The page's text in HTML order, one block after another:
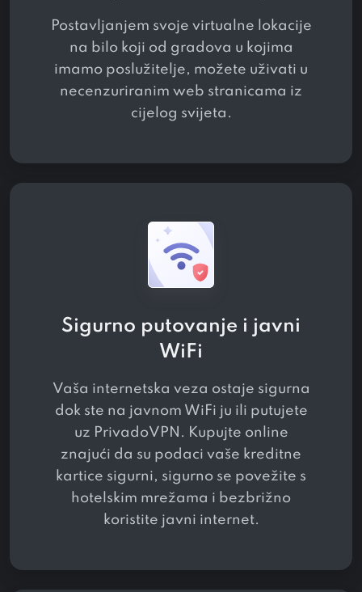
Postavljanjem svoje virtualne lokacije
na bilo koji od gradova u kojima
imamo poslužitelje, možete uživati ​​u
necenzuriranim web stranicama iz
cijelog svijeta.
Sigurno putovanje i javni
WiFi
Vaša internetska veza ostaje sigurna
dok ste na javnom WiFi ju ili putujete
uz PrivadoVPN. Kupujte online
znajući da su podaci vaše kreditne
kartice sigurni, sigurno se povežite s
hotelskim mrežama i bezbrižno
koristite javni internet.